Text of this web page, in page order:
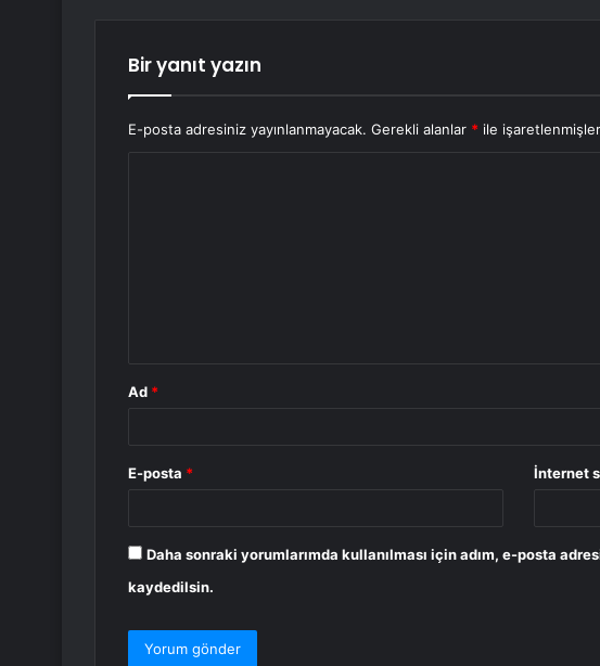
Bir yanıt yazın
E-posta adresiniz yayınlanmayacak. Gerekli alanlar * ile
Ad *
E-posta * İnternet
Daha sonraki yorumlarımda kullanılması için adım, e-posta
kaydedilsin.